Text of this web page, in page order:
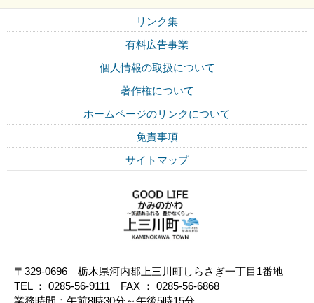
リンク集
有料広告事業
個人情報の取扱について
著作権について
ホームページのリンクについて
免責事項
サイトマップ
〒329-0696 栃木県河内郡上三川町しらさぎ一丁目1番地
TEL ： 0285-56-9111 FAX ： 0285-56-6868
業務時間：午前8時30分～午後5時15分